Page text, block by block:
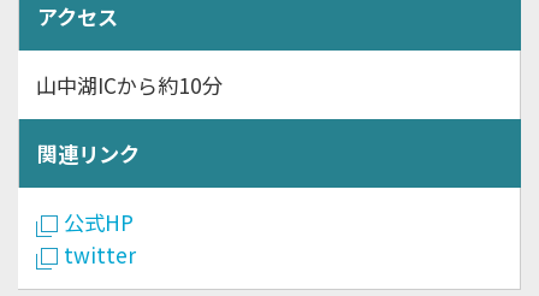
アクセス
山中湖ICから約10分
関連リンク
公式HP
twitter